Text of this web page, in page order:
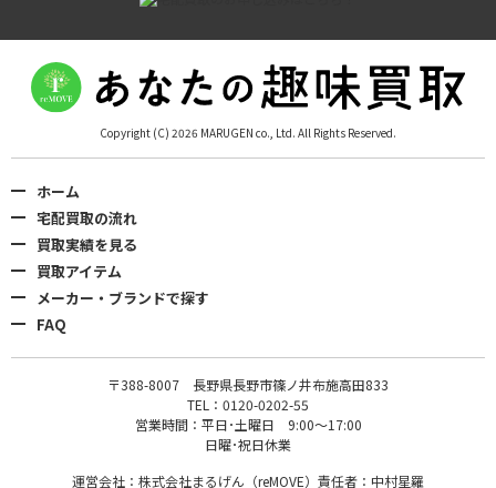
Copyright (C) 2026 MARUGEN co., Ltd. All Rights Reserved.
ホーム
宅配買取の流れ
買取実績を見る
買取アイテム
メーカー・ブランドで探す
FAQ
〒388-8007 長野県長野市篠ノ井布施高田833
TEL：0120-0202-55
営業時間：平日･土曜日 9:00〜17:00
日曜･祝日休業
運営会社：株式会社まるげん（reMOVE）責任者：中村星羅